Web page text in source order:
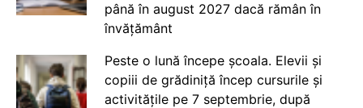
până în august 2027 dacă rămân în
învățământ
Peste o lună începe școala. Elevii și
copiii de grădiniță încep cursurile și
activitățile pe 7 septembrie, după